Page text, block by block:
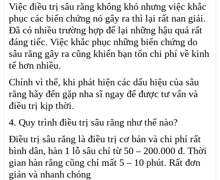
Việc điều trị sâu răng không khó nhưng việc khắc
phục các biến chứng nó gây ra thì lại rất nan giải.
Đã có nhiều trường hợp để lại những hậu quả rất
đáng tiếc. Việc khắc phục những biến chứng do
sâu răng gây ra cũng khiến bạn tốn chi phí về kinh
tế hơn nhiều.
Chính vì thế, khi phát hiện các dấu hiệu của sâu
răng hãy đến gặp nha sĩ ngay để được tư vấn và
điều trị kịp thời.
4. Quy trình điều trị sâu răng như thế nào?
Điều trị sâu răng là điều trị cơ bản và chi phí rất
bình dân, hàn 1 lỗ sâu chỉ từ 50 – 200.000 đ. Thời
gian hàn răng cũng chỉ mất 5 – 10 phút. Rất đơn
giản và nhanh chóng